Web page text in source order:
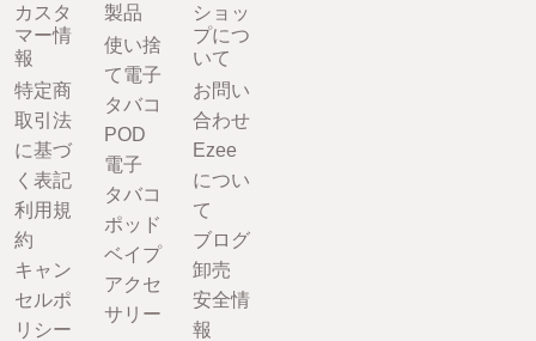
カスタ
マー情
報
特定商
取引法
に基づ
く表記
利用規
約
キャン
セルポ
リシー
製品
使い捨
て電子
タバコ
POD
電子
タバコ
ポッド
ベイプ
アクセ
サリー
ショッ
プにつ
いて
お問い
合わせ
Ezee
につい
て
ブログ
卸売
安全情
報